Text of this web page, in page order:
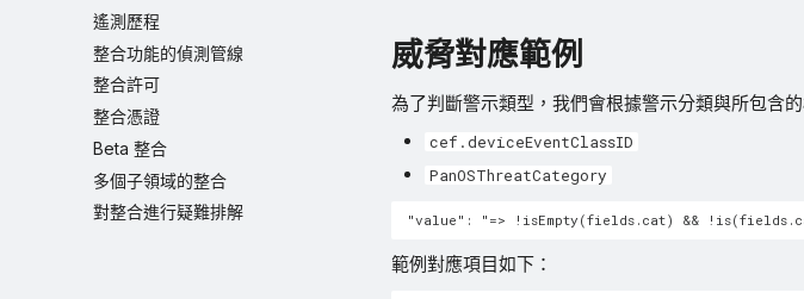
遙測歷程
整合功能的偵測管線
整合許可
整合憑證
Beta 整合
多個子領域的整合
對整合進行疑難排解
威脅對應範例
為了判斷警示類型，我們會根據警示分類與所包含
cef.deviceEventClassID
PanOSThreatCategory
範例對應項目如下：